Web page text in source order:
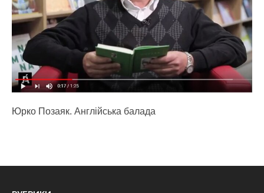
Юрко Позаяк. Англійська балада